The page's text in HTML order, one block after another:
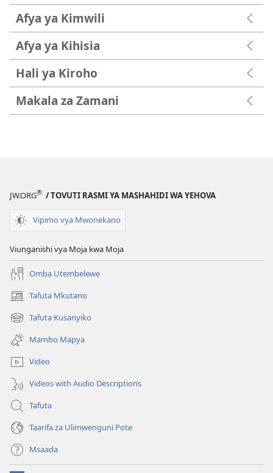
Afya ya Kimwili
Afya ya Kihisia
Hali ya Kiroho
Makala za Zamani
JW.ORG® / TOVUTI RASMI YA MASHAHIDI WA YEHOVA
Vipimo vya Mwonekano
Viunganishi vya Moja kwa Moja
Omba Utembelewe
Tafuta Mkutano
(opens
new
window)
Tafuta Kusanyiko
(opens
new
window)
Mambo Mapya
Video
Videos with Audio Descriptions
Tafuta
Taarifa za Ulimwenguni Pote
Msaada